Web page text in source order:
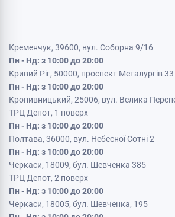
Кременчук, 39600, вул. Соборна 9/16
Пн - Нд: з 10:00 до 20:00